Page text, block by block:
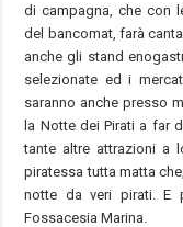
di campagna, che con
del bancomat, farà
anche gli stand
selezionate ed i
saranno anche presso
la Notte dei Pirati a far
tante altre attrazioni a
piratessa tutta matta
notte da veri pirati. E
Fossacesia Marina.